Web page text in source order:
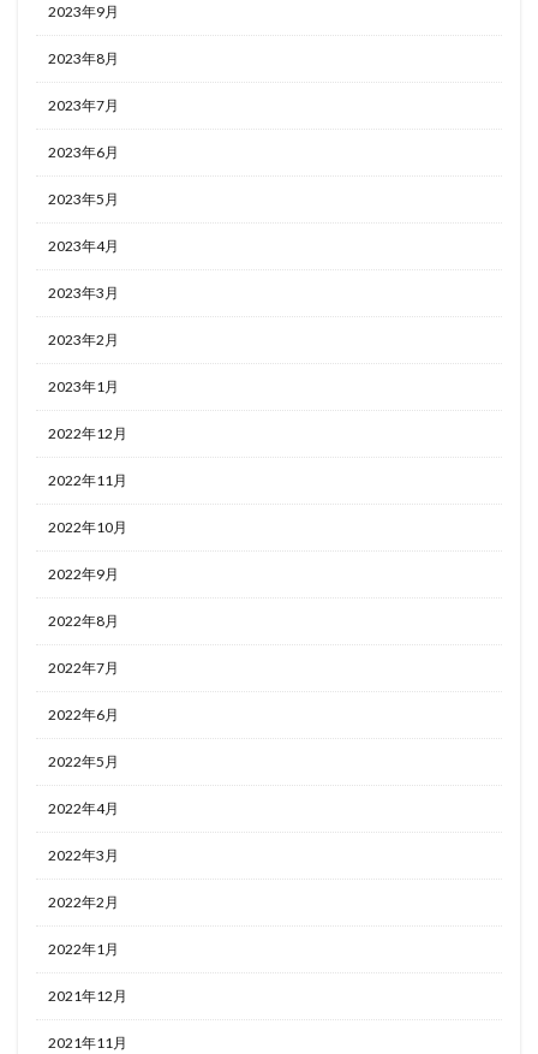
2023年9月
2023年8月
2023年7月
2023年6月
2023年5月
2023年4月
2023年3月
2023年2月
2023年1月
2022年12月
2022年11月
2022年10月
2022年9月
2022年8月
2022年7月
2022年6月
2022年5月
2022年4月
2022年3月
2022年2月
2022年1月
2021年12月
2021年11月